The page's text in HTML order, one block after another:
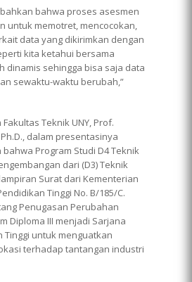
bahwa proses asesmen
untuk memotret, mencocokan,
data yang dikirimkan dengan
kita ketahui bersama
dinamis sehingga bisa saja data
sewaktu-waktu berubah,”
Teknik UNY, Prof.
dalam presentasinya
Program Studi D4 Teknik
dari (D3) Teknik
Surat dari Kementerian
Tinggi No. B/185/C.
Penugasan Perubahan
Diploma III menjadi Sarjana
Tinggi untuk menguatkan
terhadap tantangan industri